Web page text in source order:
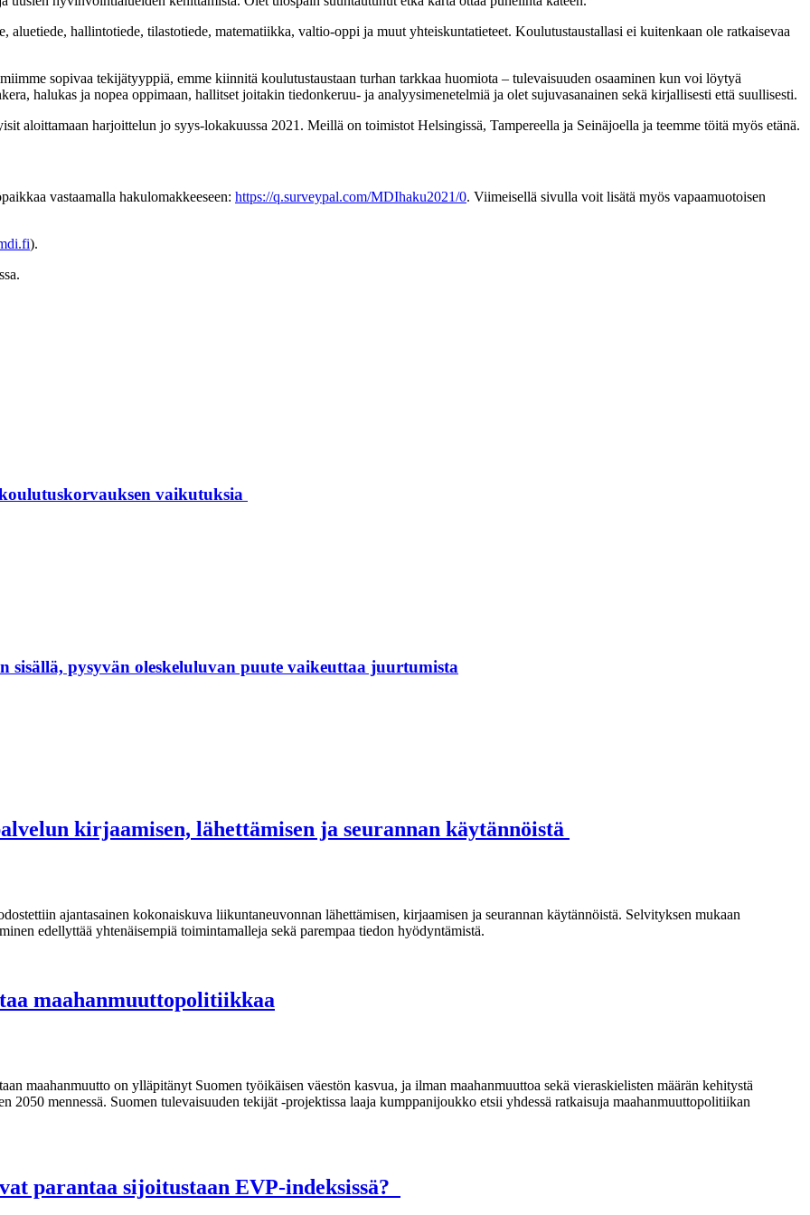
aluetiede, hallintotiede, tilastotiede, matematiikka, valtio-oppi ja muut yhteiskuntatieteet. Koulutustaustallasi ei kuitenkaan ole ratkaisevaa
sopivaa tekijätyyppiä, emme kiinnitä koulutustaustaan turhan tarkkaa huomiota – tulevaisuuden osaaminen kun voi löytyä
halukas ja nopea oppimaan, hallitset joitakin tiedonkeruu- ja analyysimenetelmiä ja olet sujuvasanainen sekä kirjallisesti että suullisesti.
aloittamaan harjoittelun jo syys-lokakuussa 2021. Meillä on toimistot Helsingissä, Tampereella ja Seinäjoella ja teemme töitä myös etänä.
vastaamalla hakulomakkeeseen: https://q.surveypal.com/MDIhaku2021/0. Viimeisellä sivulla voit lisätä myös vapaamuotoisen
).
vaikutuksia
pysyvän oleskeluluvan puute vaikeuttaa juurtumista
kirjaamisen, lähettämisen ja seurannan käytännöistä
ajantasainen kokonaiskuva liikuntaneuvonnan lähettämisen, kirjaamisen ja seurannan käytännöistä. Selvityksen mukaan
edellyttää yhtenäisempiä toimintamalleja sekä parempaa tiedon hyödyntämistä.
maahanmuuttopolitiikkaa
maahanmuutto on ylläpitänyt Suomen työikäisen väestön kasvua, ja ilman maahanmuuttoa sekä vieraskielisten määrän kehitystä
2050 mennessä. Suomen tulevaisuuden tekijät -projektissa laaja kumppanijoukko etsii yhdessä ratkaisuja maahanmuuttopolitiikan
parantaa sijoitustaan EVP-indeksissä?